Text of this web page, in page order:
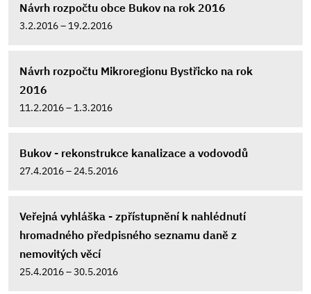
Návrh rozpočtu obce Bukov na rok 2016
3.2.2016 – 19.2.2016
Návrh rozpočtu Mikroregionu Bystřicko na rok
2016
11.2.2016 – 1.3.2016
Bukov - rekonstrukce kanalizace a vodovodů
27.4.2016 – 24.5.2016
Veřejná vyhláška - zpřístupnění k nahlédnutí
hromadného předpisného seznamu daně z
nemovitých věcí
25.4.2016 – 30.5.2016